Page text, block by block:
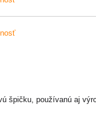
špičku, používanú aj